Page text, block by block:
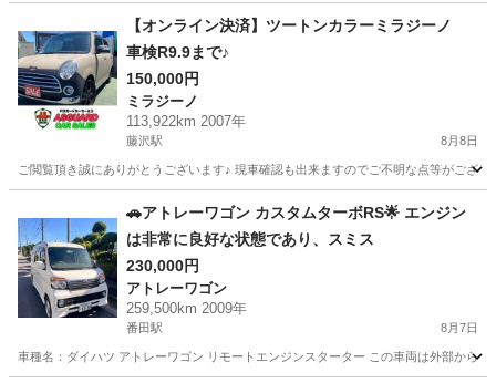
入谷駅 ムーヴ
【オンライン決済】ツートンカラーミラジーノ
車検R9.9まで♪
150,000円
ミラジーノ
113,922km 2007年
藤沢駅 8月8日
ご閲覧頂き誠にありがとうございます♪ 現車確認も出来ますのでご不明な
藤沢駅 ミラジーノ 車両
🚗アトレーワゴン カスタムターボRS🌟 エンジン
は非常に良好な状態であり、スミス
230,000円
アトレーワゴン
259,500km 2009年
番田駅 8月7日
車種名：ダイハツ アトレーワゴン リモートエンジンスターター この車両は外部から